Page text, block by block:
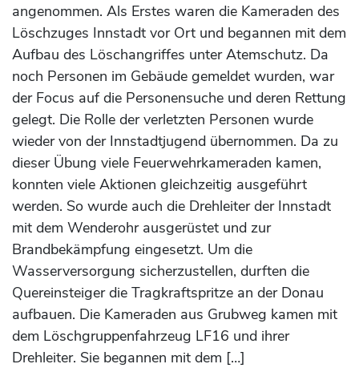
angenommen. Als Erstes waren die Kameraden des
Löschzuges Innstadt vor Ort und begannen mit dem
Aufbau des Löschangriffes unter Atemschutz. Da
noch Personen im Gebäude gemeldet wurden, war
der Focus auf die Personensuche und deren Rettung
gelegt. Die Rolle der verletzten Personen wurde
wieder von der Innstadtjugend übernommen. Da zu
dieser Übung viele Feuerwehrkameraden kamen,
konnten viele Aktionen gleichzeitig ausgeführt
werden. So wurde auch die Drehleiter der Innstadt
mit dem Wenderohr ausgerüstet und zur
Brandbekämpfung eingesetzt. Um die
Wasserversorgung sicherzustellen, durften die
Quereinsteiger die Tragkraftspritze an der Donau
aufbauen. Die Kameraden aus Grubweg kamen mit
dem Löschgruppenfahrzeug LF16 und ihrer
Drehleiter. Sie begannen mit dem […]